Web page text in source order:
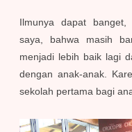
Ilmunya dapat
saya, bahwa masih
menjadi lebih baik lagi
dengan anak-anak.
sekolah pertama bagi